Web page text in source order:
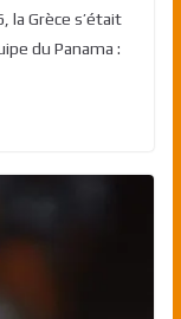
la Grèce s’était
du Panama :